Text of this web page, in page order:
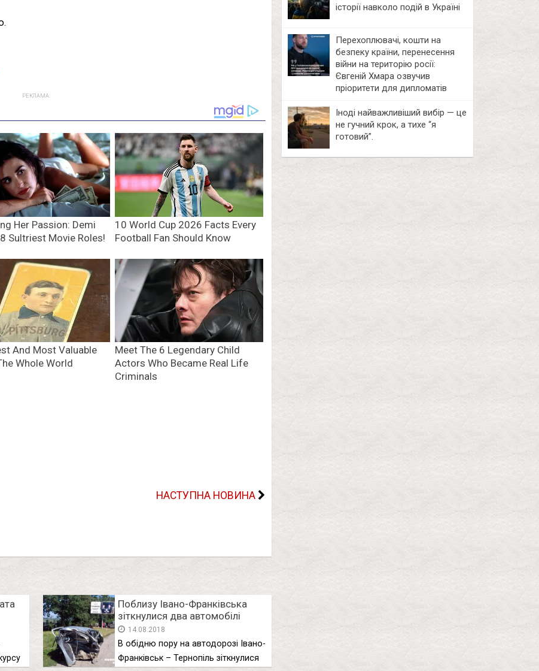
РЕКЛАМА:
НАСТУПНА НОВИНА
Поблизу Івано-Франківська
зіткнулися два автомобілі
марки “Рено”. Один водій
загинув (ФОТО)
14.08.2018
В обідню пору на автодорозі Івано-
Франківськ – Тернопіль зіткнулися
історії навколо подій в Україні
Перехоплювачі, кошти на
безпеку країни, перенесення
війни на територію росії:
Євгеній Хмара озвучив
пріоритети для дипломатів
Іноді найважливіший вибір — це
не гучний крок, а тихе “я
готовий”.